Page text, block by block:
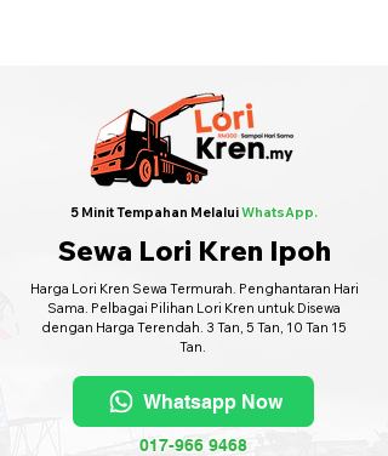
5 Minit Tempahan MelaluiWhatsApp.
Sewa Lori Kren Ipoh
Harga Lori Kren Sewa Termurah. Penghantaran Hari
Sama. Pelbagai Pilihan Lori Kren untuk Disewa
dengan Harga Terendah. 3 Tan, 5 Tan, 10 Tan 15
Tan.
Whatsapp Now
017-966 9468